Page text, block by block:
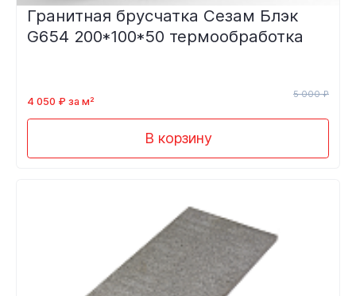
Гранитная брусчатка Сезам Блэк
G654 200*100*50 термообработка
4 050 ₽ за м²
5 000 ₽
В корзину